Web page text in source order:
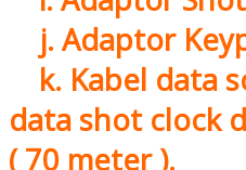
j. Adaptor
k. Kabel data
data shot clock
( 70 meter ).